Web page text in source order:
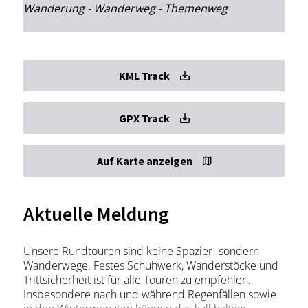
Wanderung - Wanderweg - Themenweg
KML Track
GPX Track
Auf Karte anzeigen
Aktuelle Meldung
Unsere Rundtouren sind keine Spazier- sondern
Wanderwege. Festes Schuhwerk, Wanderstöcke und
Trittsicherheit ist für alle Touren zu empfehlen.
Insbesondere nach und während Regenfällen sowie